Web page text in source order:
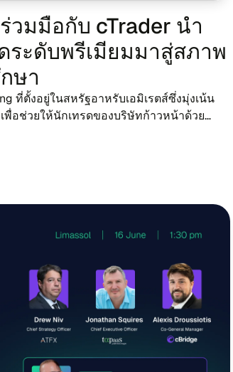
วม​มือ​กับ cTrader นำ​
ระ​ดับ​พรี​เมียม​มา​สู่​สภาพ
ษา
ที่​ตั้งอยู่​ใน​สห​รัฐ​อา​หรับ​เอ​มิ​เรตส์ซึ่ง​มุ่ง​เน้น​
พื่อช่วย​ให้​นัก​เทร​ด​ของ​บริ​ษัทก้าว​หน้าด้วย​